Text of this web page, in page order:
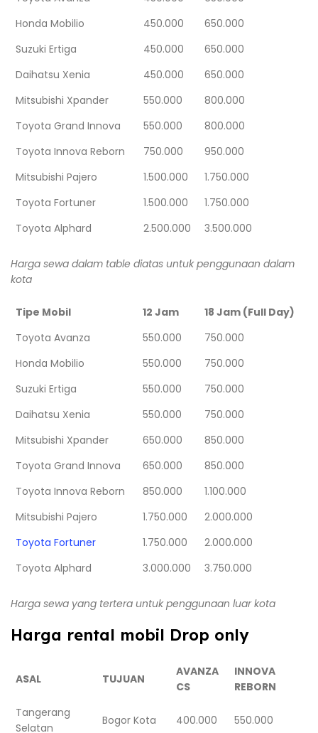
Honda Mobilio
450.000
650.000
Suzuki Ertiga
450.000
650.000
Daihatsu Xenia
450.000
650.000
Mitsubishi Xpander
550.000
800.000
Toyota Grand Innova
550.000
800.000
Toyota Innova Reborn
750.000
950.000
Mitsubishi Pajero
1.500.000
1.750.000
Toyota Fortuner
1.500.000
1.750.000
Toyota Alphard
2.500.000 3.500.000
Harga sewa dalam table diatas untuk penggunaan dalam
kota
Tipe Mobil 12 Jam
18 Jam (Full Day)
Toyota Avanza
550.000
750.000
Honda Mobilio
550.000
750.000
Suzuki Ertiga
550.000
750.000
Daihatsu Xenia
550.000
750.000
Mitsubishi Xpander
650.000
850.000
Toyota Grand Innova
650.000
850.000
Toyota Innova Reborn
850.000
1.100.000
Mitsubishi Pajero
1.750.000
2.000.000
Toyota Fortuner
1.750.000
2.000.000
Toyota Alphard
3.000.000 3.750.000
Harga sewa yang tertera untuk penggunaan luar kota
Harga rental mobil Drop only
ASAL TUJUAN
AVANZA
CS
INNOVA
REBORN
Tangerang
Selatan
Bogor Kota 400.000 550.000